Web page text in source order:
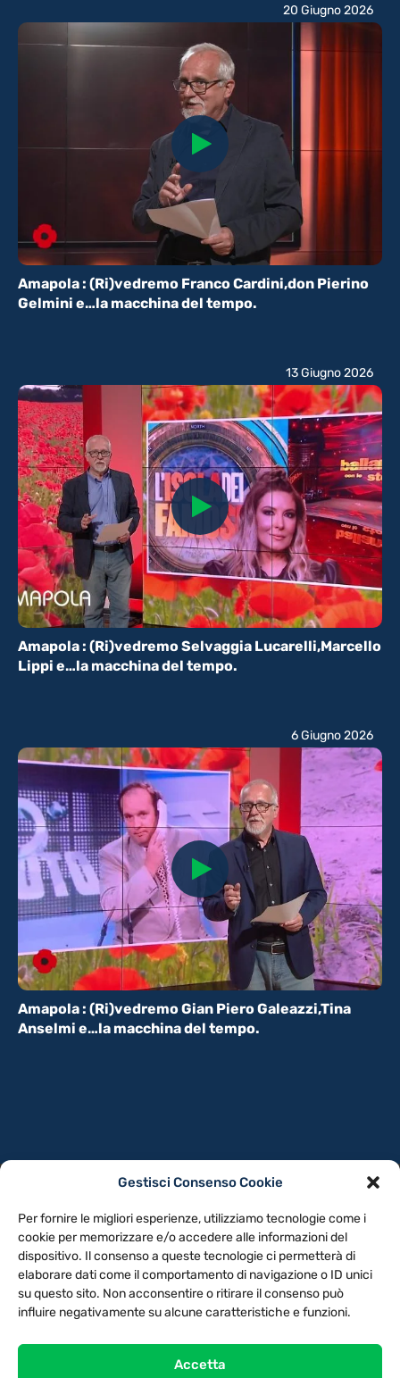
Gestisci Consenso Cookie
Per fornire le migliori esperienze, utilizziamo tecnologie come i
cookie per memorizzare e/o accedere alle informazioni del
dispositivo. Il consenso a queste tecnologie ci permetterà di
elaborare dati come il comportamento di navigazione o ID unici
su questo sito. Non acconsentire o ritirare il consenso può
influire negativamente su alcune caratteristiche e funzioni.
Accetta
Amapola : (Ri)vedremo Franco Cardini,don Pierino
Gelmini e…la macchina del tempo.
20 Giugno 2026
Amapola : (Ri)vedremo Selvaggia Lucarelli,Marcello
Lippi e…la macchina del tempo.
13 Giugno 2026
Amapola : (Ri)vedremo Gian Piero Galeazzi,Tina
Anselmi e…la macchina del tempo.
6 Giugno 2026
NOTE LEGALI
CONTATTACI PREFERENZE
TV LIBERA S.P.A.
Via Monteleonese 95/21 – 51100 Pistoia (PT)
Tel. 0573.9136 / Fax 0573.913615